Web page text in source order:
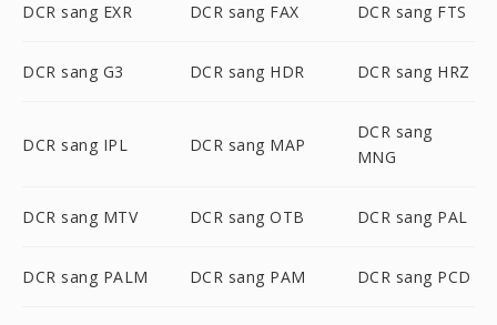
DCR sang EXR DCR sang FAX DCR sang FTS
DCR sang G3 DCR sang HDR DCR sang HRZ
DCR sang IPL DCR sang MAP
DCR sang
MNG
DCR sang MTV DCR sang OTB DCR sang PAL
DCR sang PALM DCR sang PAM DCR sang PCD